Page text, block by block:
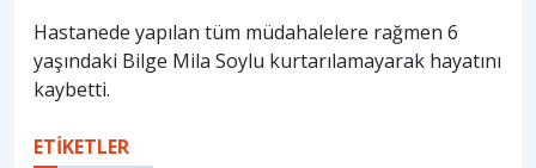
Hastanede yapılan tüm müdahalelere rağmen 6
yaşındaki Bilge Mila Soylu kurtarılamayarak hayatını
kaybetti.
ETİKETLER